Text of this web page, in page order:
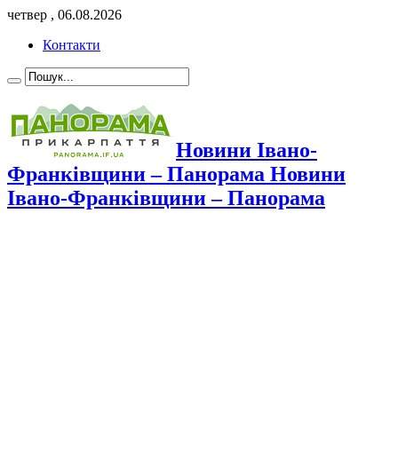
четвер , 06.08.2026
Контакти
Новини Івано-
Франківщини – Панорама Новини
Івано-Франківщини – Панорама